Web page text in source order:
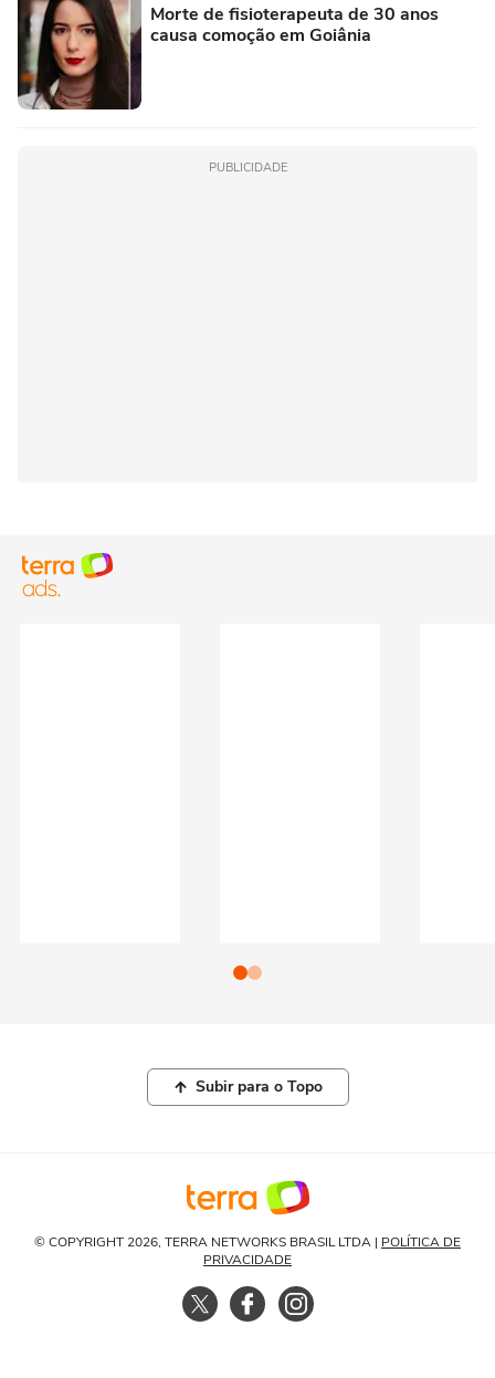
Morte de fisioterapeuta de 30 anos
causa comoção em Goiânia
PUBLICIDADE
Subir para o Topo
© COPYRIGHT 2026, TERRA NETWORKS BRASIL LTDA | POLÍTICA DE
PRIVACIDADE